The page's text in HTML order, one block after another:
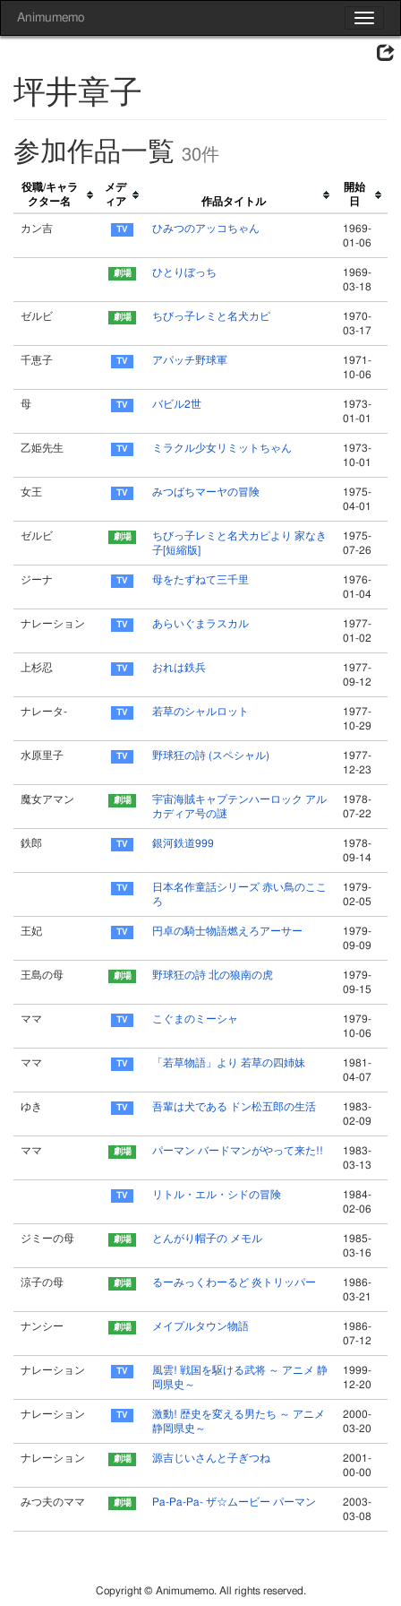
Toggle
Animumemo
坪井章子
参加作品一覧 30件
役職/キャラ
クター名
メデ
ィア
作品タイトル
開始
日
カン吉 ひみつのアッコちゃん
1969-
01-06
ひとりぼっち
1969-
03-18
ゼルビ ちびっ子レミと名犬カピ
1970-
03-17
千恵子 アパッチ野球軍
1971-
10-06
母 バビル2世
1973-
01-01
乙姫先生 ミラクル少女リミットちゃん
1973-
10-01
女王 みつばちマーヤの冒険
1975-
04-01
ゼルビ
ちびっ子レミと名犬カピより 家なき
子[短縮版]
1975-
07-26
ジーナ 母をたずねて三千里
1976-
01-04
ナレーション あらいぐまラスカル
1977-
01-02
上杉忍 おれは鉄兵
1977-
09-12
ナレータ- 若草のシャルロット
1977-
10-29
水原里子 野球狂の詩 (スペシャル)
1977-
12-23
魔女アマン
宇宙海賊キャプテンハーロック アル
カディア号の謎
1978-
07-22
鉄郎 銀河鉄道999
1978-
09-14
日本名作童話シリーズ 赤い鳥のここ
ろ
1979-
02-05
王妃 円卓の騎士物語燃えろアーサー
1979-
09-09
王島の母 野球狂の詩 北の狼南の虎
1979-
09-15
ママ こぐまのミーシャ
1979-
10-06
ママ 「若草物語」より 若草の四姉妹
1981-
04-07
ゆき 吾輩は犬である ドン松五郎の生活
1983-
02-09
ママ パーマン バードマンがやって来た!!
1983-
03-13
リトル・エル・シドの冒険
1984-
02-06
ジミーの母 とんがり帽子の メモル
1985-
03-16
涼子の母 るーみっくわーるど 炎トリッパー
1986-
03-21
ナンシー メイプルタウン物語
1986-
07-12
ナレーション
風雲! 戦国を駆ける武将 ～ アニメ 静
岡県史～
1999-
12-20
ナレーション
激動! 歴史を変える男たち ～ アニメ
静岡県史～
2000-
03-20
ナレーション 源吉じいさんと子ぎつね
2001-
00-00
みつ夫のママ Pa-Pa-Pa- ザ☆ムービー パーマン
2003-
03-08
Copyright © Animumemo. All rights reserved.